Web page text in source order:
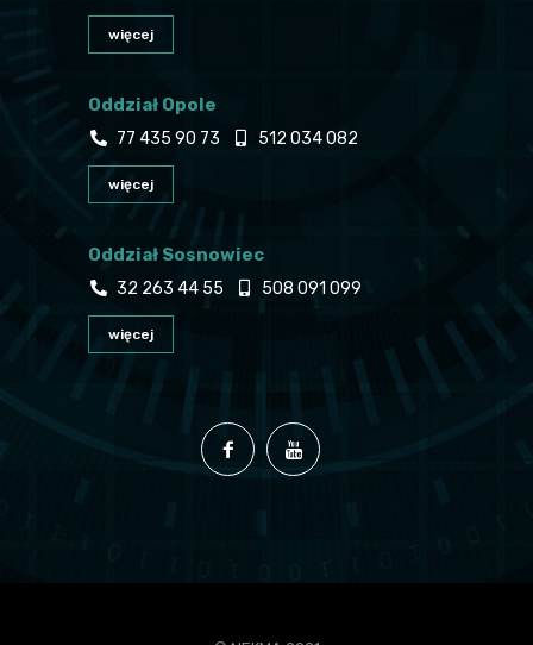
więcej
Oddział Opole
77 435 90 73 512 034 082
więcej
Oddział Sosnowiec
32 263 44 55 508 091 099
więcej